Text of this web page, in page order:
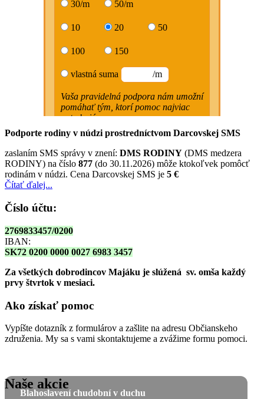
Podporte rodiny v núdzi prostredníctvom Darcovskej SMS
zaslaním SMS správy v znení: DMS RODINY (DMS medzera
RODINY) na číslo 877 (do 30.11.2026) môže ktokoľvek pomôcť
rodinám v núdzi. Cena Darcovskej SMS je 5 €
Čítať ďalej...
Číslo účtu:
2769833457/0200
IBAN:
SK72 0200 0000 0027 6983 3457
Za všetkých dobrodincov Majáku je slúžená sv. omša každý
prvy štvrtok v mesiaci.
Ako získať pomoc
Vypíšte dotazník z formulárov a zašlite na adresu Občianskeho
združenia. My sa s vami skontaktujeme a zvážime formu pomoci.
Blahoslavení chudobní v duchu
Naše akcie